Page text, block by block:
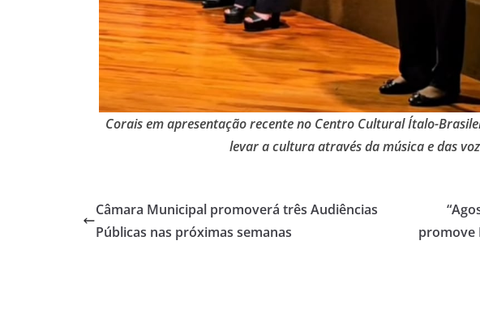
Corais em apresentação recente no Centro Cultural Ítalo-
levar a cultura através da música e das
Câmara Municipal promoverá três Audiências
Públicas nas próximas semanas
promove